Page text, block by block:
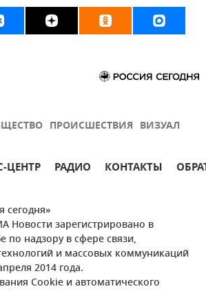
ПРОИСШЕСТВИЯ ВИЗУАЛ
ЦЕНТР РАДИО КОНТАКТЫ
Новости зарегистрировано в
по надзору в сфере связи,
и массовых коммуникаций
2014 года.
Cookie и автоматического